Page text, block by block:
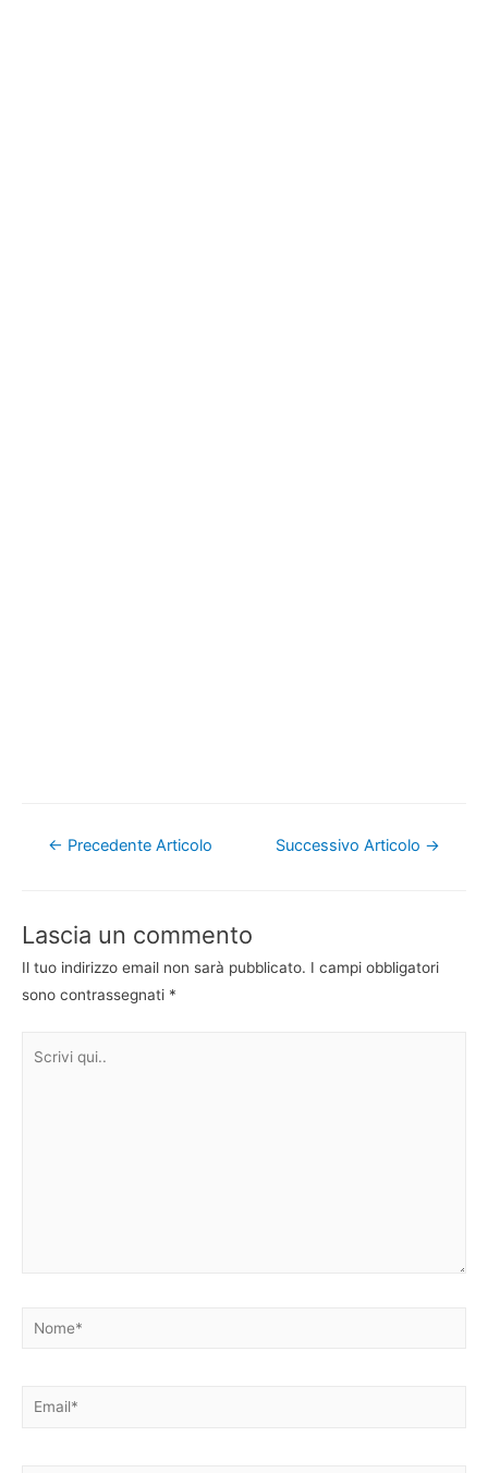
Navigazione
← Precedente Articolo Successivo Articolo →
Lascia un commento
Il tuo indirizzo email non sarà pubblicato. I campi obbligatori
sono contrassegnati *
Nome*
Email*